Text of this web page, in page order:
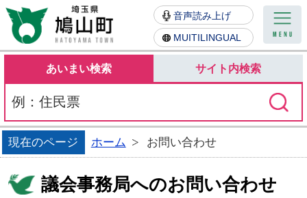
鳩山町
音声読み上げ
MUITILINGUAL
あいまい検索 サイト内検索
現在のページ ホーム お問い合わせ
議会事務局へのお問い合わせ